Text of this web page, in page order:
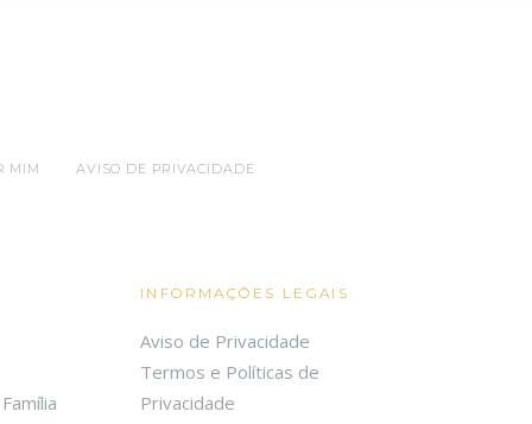
MIM AVISO DE PRIVACIDADE
INFORMAÇÕES LEGAIS
Aviso de Privacidade
Termos e Políticas de
Privacidade